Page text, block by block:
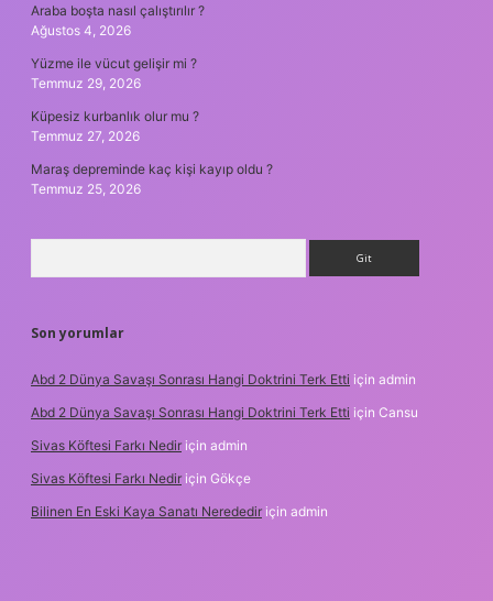
Araba boşta nasıl çalıştırılır ?
Ağustos 4, 2026
Yüzme ile vücut gelişir mi ?
Temmuz 29, 2026
Küpesiz kurbanlık olur mu ?
Temmuz 27, 2026
Maraş depreminde kaç kişi kayıp oldu ?
Temmuz 25, 2026
Son yorumlar
Abd 2 Dünya Savaşı Sonrası Hangi Doktrini Terk Etti için admin
Abd 2 Dünya Savaşı Sonrası Hangi Doktrini Terk Etti için Cansu
Sivas Köftesi Farkı Nedir için admin
Sivas Köftesi Farkı Nedir için Gökçe
Bilinen En Eski Kaya Sanatı Nerededir için admin